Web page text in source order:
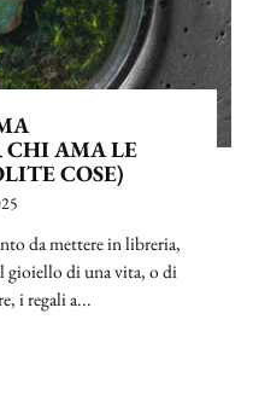
CHI AMA LE
COSE)
da mettere in libreria,
gioiello di una vita, o di
i regali a...